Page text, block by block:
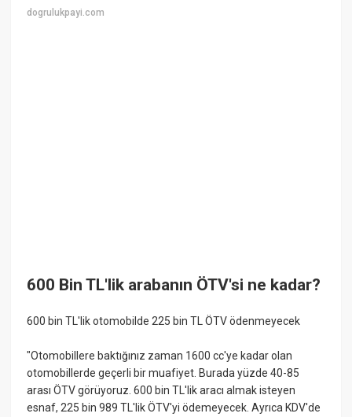
dogrulukpayi.com
600 Bin TL'lik arabanın ÖTV'si ne kadar?
600 bin TL'lik otomobilde 225 bin TL ÖTV ödenmeyecek
"Otomobillere baktığınız zaman 1600 cc'ye kadar olan
otomobillerde geçerli bir muafiyet. Burada yüzde 40-85
arası ÖTV görüyoruz. 600 bin TL'lik aracı almak isteyen
esnaf, 225 bin 989 TL'lik ÖTV'yi ödemeyecek. Ayrıca KDV'de